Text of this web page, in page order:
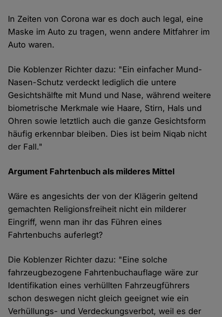
In Zeiten von Corona war es doch auch legal, eine
Maske im Auto zu tragen, wenn andere Mitfahrer im
Auto waren.
Die Koblenzer Richter dazu: "Ein einfacher Mund-
Nasen-Schutz verdeckt lediglich die untere
Gesichtshälfte mit Mund und Nase, während weitere
biometrische Merkmale wie Haare, Stirn, Hals und
Ohren sowie letztlich auch die ganze Gesichtsform
häufig erkennbar bleiben. Dies ist beim Niqab nicht
der Fall."
Argument Fahrtenbuch als milderes Mittel
Wäre es angesichts der von der Klägerin geltend
gemachten Religionsfreiheit nicht ein milderer
Eingriff, wenn man ihr das Führen eines
Fahrtenbuchs auferlegt?
Die Koblenzer Richter dazu: "Eine solche
fahrzeugbezogene Fahrtenbuchauflage wäre zur
Identifikation eines verhüllten Fahrzeugführers
schon deswegen nicht gleich geeignet wie ein
Verhüllungs- und Verdeckungsverbot, weil es der